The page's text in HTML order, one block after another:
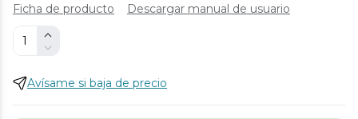
Ficha de producto Descargar manual de usuario
Avísame si baja de precio